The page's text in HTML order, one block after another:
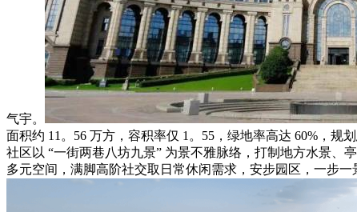
气宇。
面积约 11。56 万方，容积率仅 1。55，绿地率高达 60%，规
社区以 “一街两巷八坊九景” 为景不雅脉络，打制地方水景、
多元空间，满脚高阶社交取日常休闲需求，安步园区，一步